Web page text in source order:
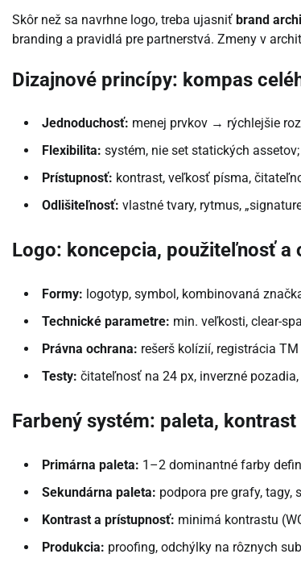
Skôr než sa navrhne logo, treba ujasniť brand
branding a pravidlá pre partnerstvá. Zmeny v
Dizajnové princípy: kompas
Jednoduchosť: menej prvkov → rýchlejšie
Flexibilita: systém, nie set statických
Prístupnosť: kontrast, veľkosť písma,
Odlišiteľnosť: vlastné tvary, rytmus,
Logo: koncepcia, použiteľnosť a
Formy: logotyp, symbol, kombinovaná
Technické parametre: min. veľkosti, clear-
Právna ochrana: rešerš kolízií, registrácia
Testy: čitateľnosť na 24 px, inverzné
Farbený systém: paleta,
Primárna paleta: 1–2 dominantné farby
Sekundárna paleta: podpora pre grafy, tagy,
Kontrast a prístupnosť: minimá kontrastu
Produkcia: proofing, odchýlky na rôznych